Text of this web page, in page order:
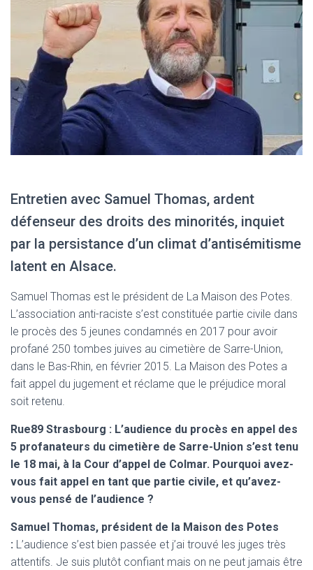
Entretien avec Samuel Thomas, ardent
défenseur des droits des minorités, inquiet
par la persistance d’un climat d’antisémitisme
latent en Alsace.
Samuel Thomas est le président de La Maison des Potes.
L’association anti-raciste s’est constituée partie civile dans
le procès des 5 jeunes condamnés en 2017 pour avoir
profané 250 tombes juives au cimetière de Sarre-Union,
dans le Bas-Rhin, en février 2015. La Maison des Potes a
fait appel du jugement et réclame que le préjudice moral
soit retenu.
Rue89 Strasbourg : L’audience du procès en appel des
5 profanateurs du cimetière de Sarre-Union s’est tenu
le 18 mai, à la Cour d’appel de Colmar. Pourquoi avez-
vous fait appel en tant que partie civile, et qu’avez-
vous pensé de l’audience ?
Samuel Thomas, président de la Maison des Potes
: L’audience s’est bien passée et j’ai trouvé les juges très
attentifs. Je suis plutôt confiant mais on ne peut jamais être